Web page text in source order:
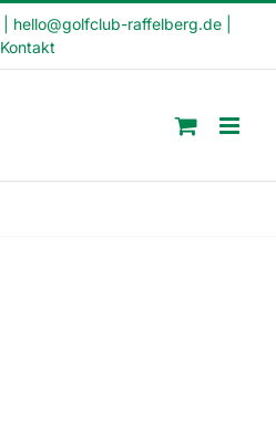
hello@golfclub-raffelberg.de
Kontakt